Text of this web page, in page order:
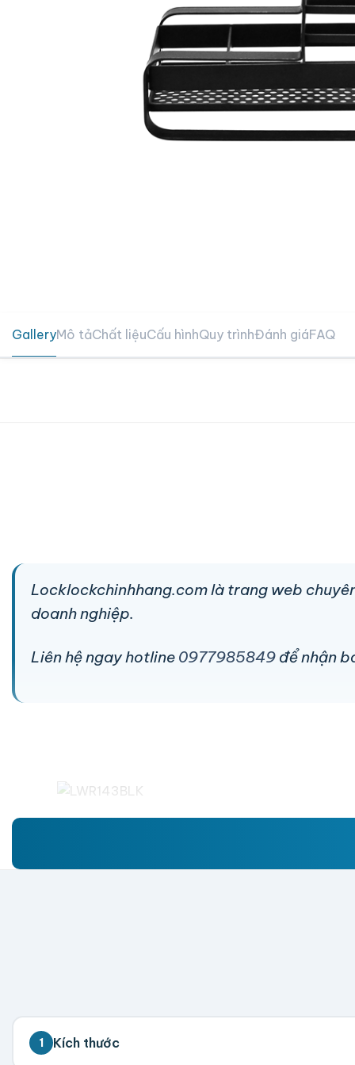
GalleryMô tảChất liệuCấu hìnhQuy trìnhĐánh giáFAQ
Locklockchinhhang.com là trang web
doanh nghiệp.
Liên hệ ngay hotline 0977985849 để nhận
1 Kích thước